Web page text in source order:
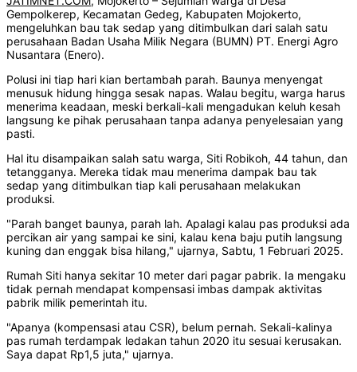
Gempolkerep, Kecamatan Gedeg, Kabupaten Mojokerto,
mengeluhkan bau tak sedap yang ditimbulkan dari salah satu
perusahaan Badan Usaha Milik Negara (BUMN) PT. Energi Agro
Nusantara (Enero).
Polusi ini tiap hari kian bertambah parah. Baunya menyengat
menusuk hidung hingga sesak napas. Walau begitu, warga harus
menerima keadaan, meski berkali-kali mengadukan keluh kesah
langsung ke pihak perusahaan tanpa adanya penyelesaian yang
pasti.
Hal itu disampaikan salah satu warga, Siti Robikoh, 44 tahun, dan
tetangganya. Mereka tidak mau menerima dampak bau tak
sedap yang ditimbulkan tiap kali perusahaan melakukan
produksi.
"Parah banget baunya, parah lah. Apalagi kalau pas produksi ada
percikan air yang sampai ke sini, kalau kena baju putih langsung
kuning dan enggak bisa hilang," ujarnya, Sabtu, 1 Februari 2025.
Rumah Siti hanya sekitar 10 meter dari pagar pabrik. Ia mengaku
tidak pernah mendapat kompensasi imbas dampak aktivitas
pabrik milik pemerintah itu.
"Apanya (kompensasi atau CSR), belum pernah. Sekali-kalinya
pas rumah terdampak ledakan tahun 2020 itu sesuai kerusakan.
Saya dapat Rp1,5 juta," ujarnya.